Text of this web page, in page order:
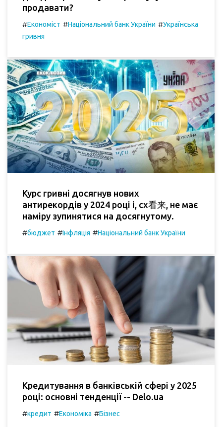
продавати?
#Економіст #Національний банк України #Українська
гривня
Курс гривні досягнув нових
антирекордів у 2024 році і, сх看来, не має
наміру зупинятися на досягнутому.
#бюджет #Інфляція #Національний банк України
Кредитування в банківській сфері у 2025
році: основні тенденції -- Delo.ua
#кредит #Економіка #Бізнес